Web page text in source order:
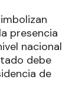
presencia
nacional
debe
de